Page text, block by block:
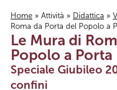
Tu sei qui
Home » Attività » Didattica »
Roma da Porta del Popolo a
Le Mura di
Popolo a Porta
Speciale Giubileo
confini